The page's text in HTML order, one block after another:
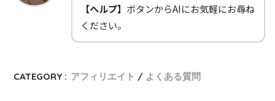
【ヘルプ】 ボタンからAIにお気軽にお尋ね
ください。
CATEGORY : アフィリエイト よくある質問